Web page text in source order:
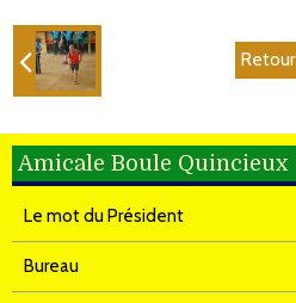
Retour
Amicale Boule Quincieux
Le mot du Président
Bureau